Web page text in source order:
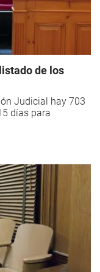
de los
Judicial hay 703
días para